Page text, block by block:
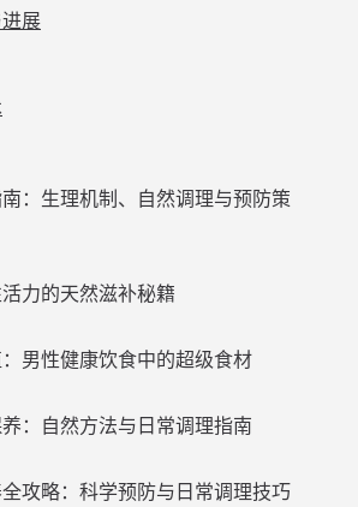
展
：生理机制、自然调理与预防策
力的天然滋补秘籍
男性健康饮食中的超级食材
：自然方法与日常调理指南
攻略：科学预防与日常调理技巧